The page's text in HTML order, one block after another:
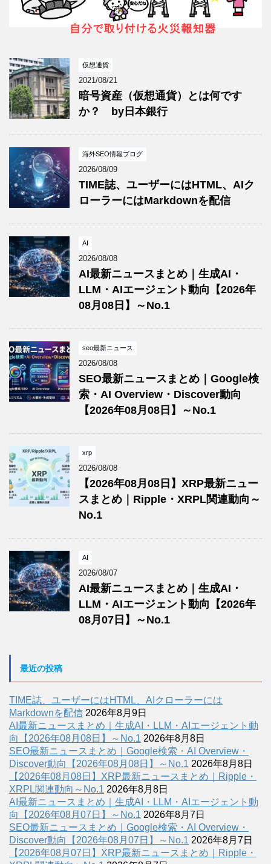
仮想通貨
2021/08/21
暗号資産（仮想通貨）とは何です
か？ by日本銀行
海外SEO情報ブログ
2026/08/09
TIME誌、ユーザーにはHTML、AIク
ローラーにはMarkdownを配信
AI
2026/08/08
AI最新ニュースまとめ｜生成AI・
LLM・AIエージェント動向【2026年
08月08日】～No.1
seo最新ニュース
2026/08/08
SEO最新ニュースまとめ｜Google検
索・AI Overview・Discover動向
【2026年08月08日】～No.1
xrp
2026/08/08
【2026年08月08日】XRP最新ニュー
スまとめ｜Ripple・XRPL関連動向～
No.1
AI
2026/08/07
AI最新ニュースまとめ｜生成AI・
LLM・AIエージェント動向【2026年
08月07日】～No.1
最近の投稿
TIME誌、ユーザーにはHTML、AIクローラーには
Markdownを配信 2026年8月9日
AI最新ニュースまとめ｜生成AI・LLM・AIエージェント動
向【2026年08月08日】～No.1 2026年8月8日
SEO最新ニュースまとめ｜Google検索・AI Overview・
Discover動向【2026年08月08日】～No.1 2026年8月8日
【2026年08月08日】XRP最新ニュースまとめ｜Ripple・
XRPL関連動向～No.1 2026年8月8日
AI最新ニュースまとめ｜生成AI・LLM・AIエージェント動
向【2026年08月07日】～No.1 2026年8月7日
SEO最新ニュースまとめ｜Google検索・AI Overview・
Discover動向【2026年08月07日】～No.1 2026年8月7日
【2026年08月07日】XRP最新ニュースまとめ｜Ripple・